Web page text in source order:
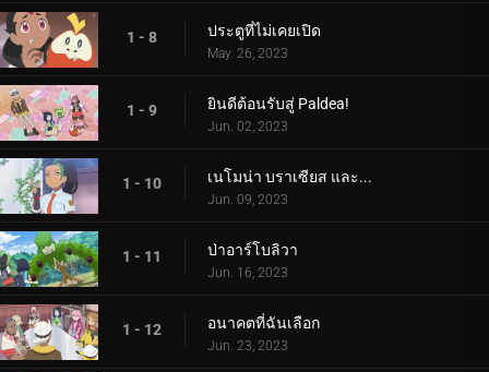
1 - 8 ประตูที่ไม่เคยเปิด
May. 26, 2023
1 - 9 ยินดีต้อนรับสู่ Paldea!
Jun. 02, 2023
1 - 10 เนโมน่า บราเซียส และ...
Jun. 09, 2023
1 - 11 ป่าอาร์โบลิวา
Jun. 16, 2023
1 - 12 อนาคตที่ฉันเลือก
Jun. 23, 2023